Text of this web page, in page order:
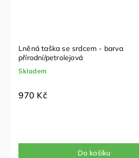
Lněná taška se srdcem - barva
přírodní/petrolejová
Skladem
970 Kč
Do košíku